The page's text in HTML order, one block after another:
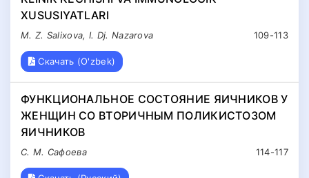
XUSUSIYATLARI
109-113
M. Z. Salixova, I. Dj. Nazarova
Скачать (O'zbek)
ФУНКЦИОНАЛЬНОЕ СОСТОЯНИЕ ЯИЧНИКОВ У
ЖЕНЩИН СО ВТОРИЧНЫМ ПОЛИКИСТОЗОМ
ЯИЧНИКОВ
114-117
С. М. Сафоева